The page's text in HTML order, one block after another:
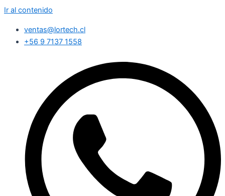
Ir al contenido
ventas@lortech.cl
+56 9 7137 1558